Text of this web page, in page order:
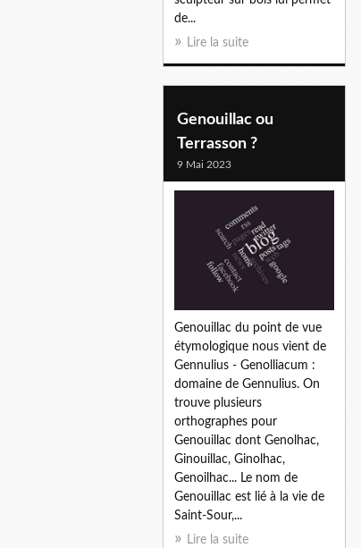
de...
Lire la suite
Genouillac ou
Terrasson ?
9 Mai 2023
Genouillac du point de vue
étymologique nous vient de
Gennulius - Genolliacum :
domaine de Gennulius. On
trouve plusieurs
orthographes pour
Genouillac dont Genolhac,
Ginouillac, Ginolhac,
Genoilhac... Le nom de
Genouillac est lié à la vie de
Saint-Sour,...
Lire la suite